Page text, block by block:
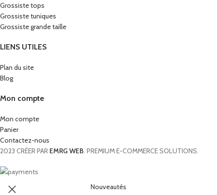
Grossiste tops
Grossiste tuniques
Grossiste grande taille
LIENS UTILES
Plan du site
Blog
Mon compte
Mon compte
Panier
Contactez-nous
2023 CRÉER PAR EMRG WEB . PREMIUM E-COMMERCE SOLUTIONS.
Nouveautés